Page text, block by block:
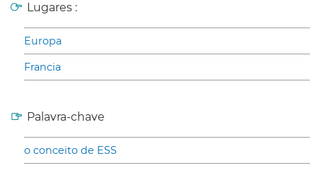
Lugares :
Europa
Francia
Palavra-chave
o conceito de ESS